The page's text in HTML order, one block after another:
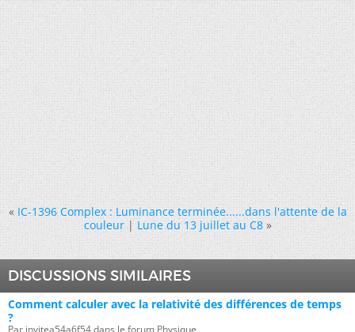
« IC-1396 Complex : Luminance terminée......dans l'attente de la
couleur|Lune du 13 juillet au C8 »
DISCUSSIONS SIMILAIRES
Comment calculer avec la relativité des différences de temps
?
Par invitea54a6f54 dans le forum Physique